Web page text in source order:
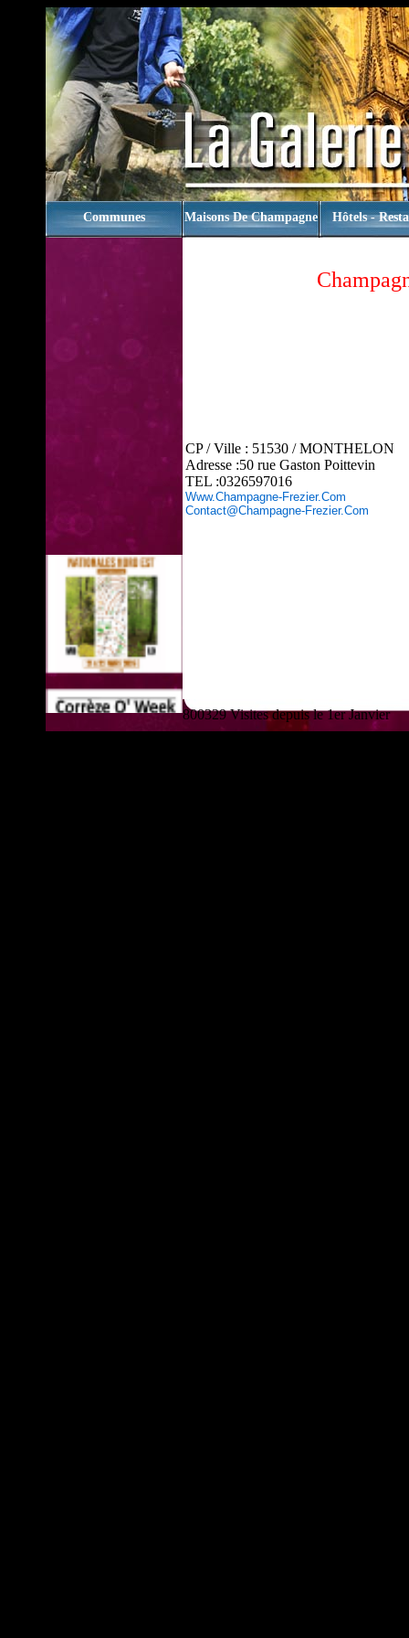
Communes Maisons De Champagne Hôtels -
CP / Ville : 51530 / MONTHELON
Adresse :50 rue Gaston Poittevin
TEL :0326597016
Www.champagne-Frezier.com
Contact@champagne-Frezier.com
800329 Visites depuis le 1er Janvier